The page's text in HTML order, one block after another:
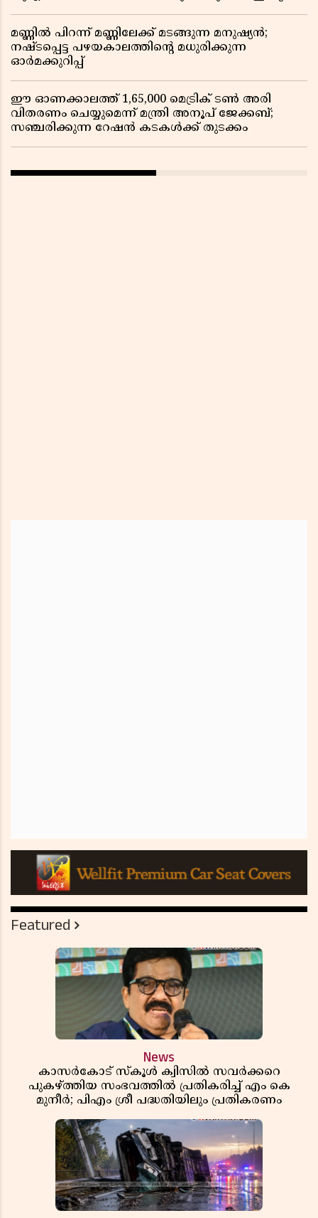
മണ്ണിൽ പിറന്ന് മണ്ണിലേക്ക് മടങ്ങുന്ന മനുഷ്യൻ;
നഷ്ടപ്പെട്ട പഴയകാലത്തിൻ്റെ മധുരിക്കുന്ന
ഓർമക്കുറിപ്പ്
ഈ ഓണക്കാലത്ത് 1,65,000 മെട്രിക് ടൺ അരി
വിതരണം ചെയ്യുമെന്ന് മന്ത്രി അനൂപ് ജേക്കബ്;
സഞ്ചരിക്കുന്ന റേഷൻ കടകൾക്ക് തുടക്കം
Featured
News
കാസർകോട് സ്കൂൾ ക്വിസിൽ സവർക്കറെ
പുകഴ്ത്തിയ സംഭവത്തിൽ പ്രതികരിച്ച് എം കെ
മുനീർ; പിഎം ശ്രീ പദ്ധതിയിലും പ്രതികരണം